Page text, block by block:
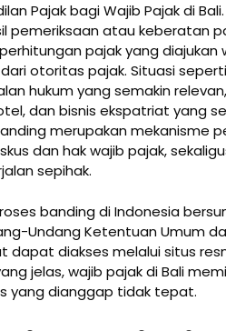
Pajak bagi Wajib Pajak di
pemeriksaan atau keberatan
pajak yang diajukan
otoritas pajak. Situasi
hukum yang semakin
dan bisnis ekspatriat yang
merupakan mekanisme
dan hak wajib pajak,
sepihak.
banding di Indonesia
Undang Ketentuan Umum
dapat diakses melalui situs
jelas, wajib pajak di Bali
yang dianggap tidak tepat.